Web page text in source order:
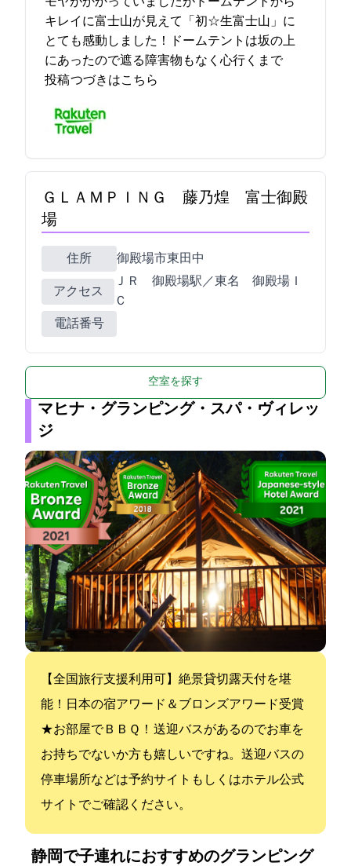
キレイに富士山が見えて「初☆生富士山」に
とても感動しました！ドームテントは坂の上
にあったので遮る障害物もなく心行くまで… 2023-03-14 20:03:17
投稿つづきはこちら
ＧＬＡＭＰＩＮＧ 藤乃煌 富士御殿
場
住所 御殿場市東田中3373-25
アクセス
ＪＲ 御殿場駅／東名 御殿場Ｉ
Ｃ
電話番号
空室を探す
マヒナ・グランピング・スパ・ヴィレッ
ジ
【全国旅行支援利用可】絶景貸切露天付を堪
能！日本の宿アワード＆ブロンズアワード受賞
★お部屋でＢＢＱ！ 送迎バスがあるのでお車を
お持ちでないか方も嬉しいですね。送迎バスの
停車場所などは予約サイトもしくはホテル公式
サイトでご確認ください。
静岡で子連れにおすすめのグランピング